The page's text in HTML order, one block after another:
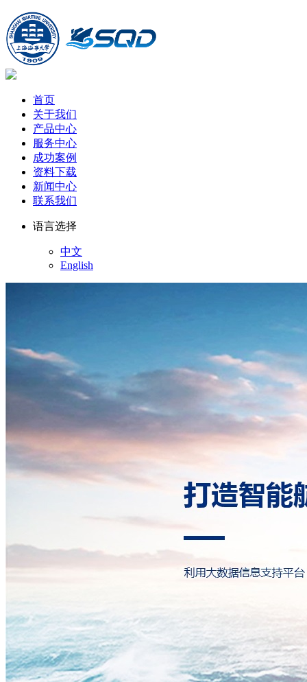
首页
关于我们
产品中心
服务中心
成功案例
资料下载
新闻中心
联系我们
语言选择
中文
English